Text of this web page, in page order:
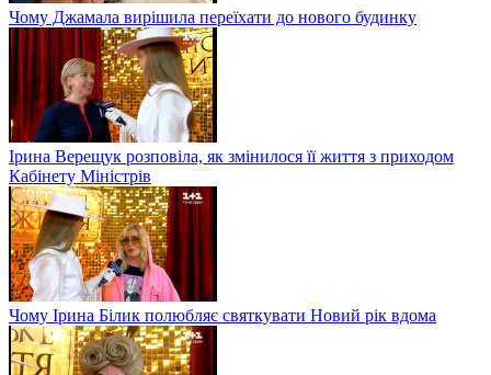
Чому Джамала вирішила переїхати до нового будинку
Ірина Верещук розповіла, як змінилося її життя з приходом
Кабінету Міністрів
Чому Ірина Білик полюбляє святкувати Новий рік вдома